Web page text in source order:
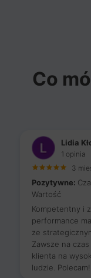
Co
Lidia
1 opinia
3
Pozytywne:
Wartość
Kompetentny i
performance
ze
Zawsze na
klienta na
ludzie.